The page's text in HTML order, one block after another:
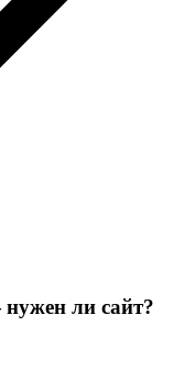
нужен ли сайт?